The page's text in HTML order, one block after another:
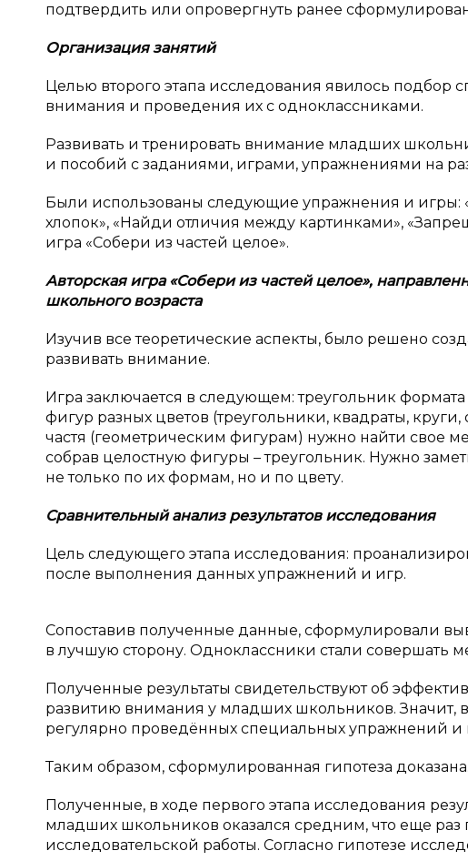
подтвердить или опровергнуть ранее
Организация занятий
Целью второго этапа исследования явилось подбор
внимания и проведения их с одноклассниками.
Развивать и тренировать внимание младших
и пособий с заданиями, играми, упражнениями на
Были использованы следующие упражнения и игры:
хлопок», «Найди отличия между картинками»,
игра «Собери из частей целое».
Авторская игра «Собери из частей целое»,
школьного возраста
Изучив все теоретические аспекты, было решено
развивать внимание.
Игра заключается в следующем: треугольник
фигур разных цветов (треугольники, квадраты,
частя (геометрическим фигурам) нужно найти свое
собрав целостную фигуры – треугольник. Нужно
не только по их формам, но и по цвету.
Сравнительный анализ результатов исследования
Цель следующего этапа исследования:
после выполнения данных упражнений и игр.
Сопоставив полученные данные, сформулировали
в лучшую сторону. Одноклассники стали совершать
Полученные результаты свидетельствуют об
развитию внимания у младших школьников.
регулярно проведённых специальных упражнений и
Таким образом, сформулированная гипотеза доказана.
Полученные, в ходе первого этапа исследования
младших школьников оказался средним, что еще раз
исследовательской работы. Согласно гипотезе